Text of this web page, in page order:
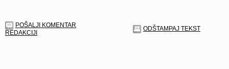
POŠALJI KOMENTAR
REDAKCIJI
ODŠTAMPAJ TEKST